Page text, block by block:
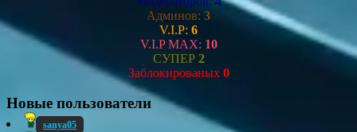
Админов: 3
V.I.P: 6
V.I.P MAX: 10
СУПЕР 2
Заблокированых 0
Новые пользователи
sanya05